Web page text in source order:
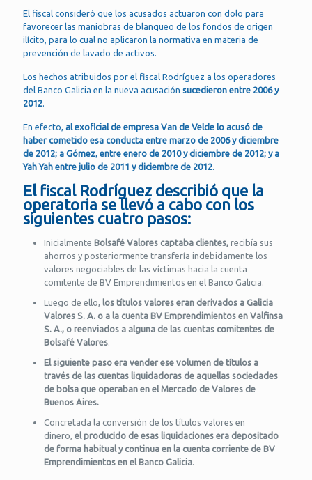
El fiscal consideró que los acusados actuaron con dolo para
favorecer las maniobras de blanqueo de los fondos de origen
ilícito, para lo cual no aplicaron la normativa en materia de
prevención de lavado de activos.
Los hechos atribuidos por el fiscal Rodríguez a los operadores
del Banco Galicia en la nueva acusación sucedieron entre 2006 y
2012.
En efecto, al exoficial de empresa Van de Velde lo acusó de
haber cometido esa conducta entre marzo de 2006 y diciembre
de 2012; a Gómez, entre enero de 2010 y diciembre de 2012; y a
Yah Yah entre julio de 2011 y diciembre de 2012.
El fiscal Rodríguez describió que la
operatoria se llevó a cabo con los
siguientes cuatro pasos:
Inicialmente Bolsafé Valores captaba clientes, recibía sus
ahorros y posteriormente transfería indebidamente los
valores negociables de las víctimas hacia la cuenta
comitente de BV Emprendimientos en el Banco Galicia.
Luego de ello, los títulos valores eran derivados a Galicia
Valores S. A. o a la cuenta BV Emprendimientos en Valfinsa
S. A., o reenviados a alguna de las cuentas comitentes de
Bolsafé Valores.
El siguiente paso era vender ese volumen de títulos a
través de las cuentas liquidadoras de aquellas sociedades
de bolsa que operaban en el Mercado de Valores de
Buenos Aires.
Concretada la conversión de los títulos valores en
dinero, el producido de esas liquidaciones era depositado
de forma habitual y continua en la cuenta corriente de BV
Emprendimientos en el Banco Galicia.